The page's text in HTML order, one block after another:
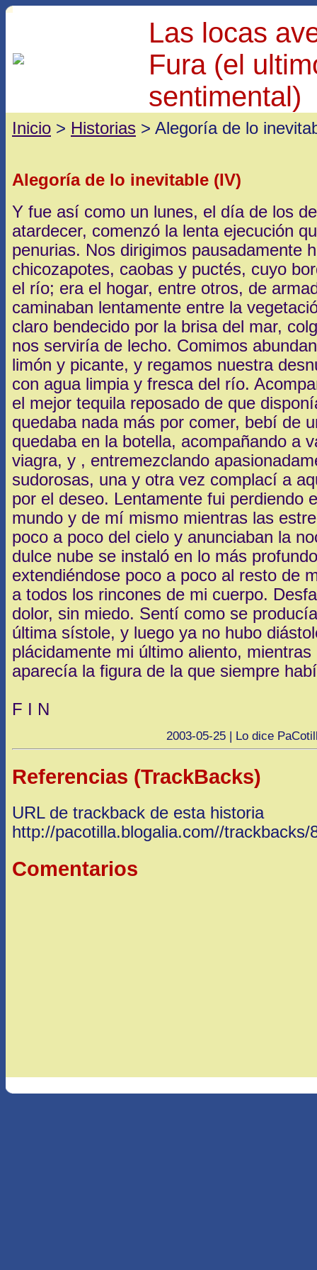
Las locas
Fura (el
sentimental)
Inicio > Historias > Alegoría de lo
Alegoría de lo inevitable (IV)
Y fue así como un lunes, el día de los
atardecer, comenzó la lenta ejecución
penurias. Nos dirigimos pausadamente
chicozapotes, caobas y puctés, cuyo
el río; era el hogar, entre otros, de
caminaban lentamente entre la
claro bendecido por la brisa del mar,
nos serviría de lecho. Comimos
limón y picante, y regamos nuestra
con agua limpia y fresca del río.
el mejor tequila reposado de que
quedaba nada más por comer, bebí de
quedaba en la botella, acompañando a
viagra, y , entremezclando
sudorosas, una y otra vez complací a
por el deseo. Lentamente fui perdiendo
mundo y de mí mismo mientras las
poco a poco del cielo y anunciaban la
dulce nube se instaló en lo más
extendiéndose poco a poco al resto de
a todos los rincones de mi cuerpo.
dolor, sin miedo. Sentí como se
última sístole, y luego ya no hubo
plácidamente mi último aliento,
aparecía la figura de la que siempre
F I N
2003-05-25 | Lo dice
Referencias (TrackBacks)
URL de trackback de esta historia
http://pacotilla.blogalia.com//trackbacks/
Comentarios